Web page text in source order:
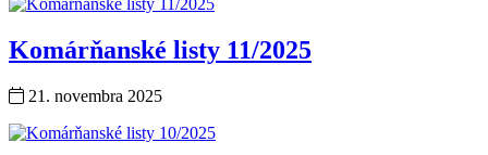
Komárňanské listy 11/2025
21. novembra 2025